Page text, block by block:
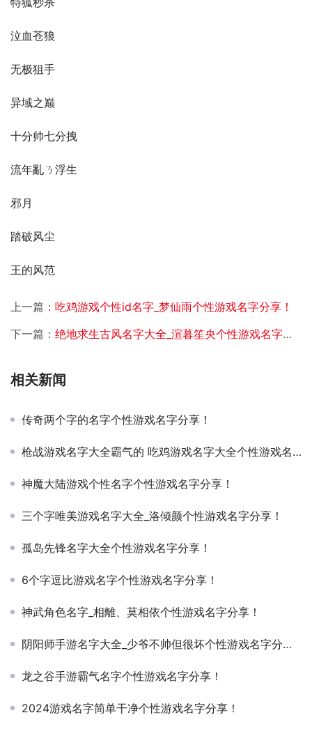
泣血苍狼
无极狙手
异域之巅
十分帅七分拽
流年亂ㄋ浮生
邪月
踏破风尘
王的风范
上一篇： 吃鸡游戏个性id名字_梦仙雨个性游戏名字分享！
下一篇： 绝地求生古风名字大全_渲暮笙央个性游戏名字分享！
相关新闻
传奇两个字的名字个性游戏名字分享！
枪战游戏名字大全霸气的 吃鸡游戏名字大全个性游戏名字分享！
神魔大陆游戏个性名字个性游戏名字分享！
三个字唯美游戏名字大全_洛倾颜个性游戏名字分享！
孤岛先锋名字大全个性游戏名字分享！
6个字逗比游戏名字个性游戏名字分享！
神武角色名字_相離、莫相依个性游戏名字分享！
阴阳师手游名字大全_少爷不帅但很坏个性游戏名字分享！
龙之谷手游霸气名字个性游戏名字分享！
2024游戏名字简单干净个性游戏名字分享！